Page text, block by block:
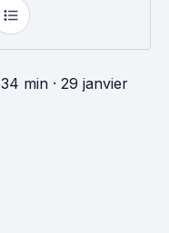
34 min · 29 janvier